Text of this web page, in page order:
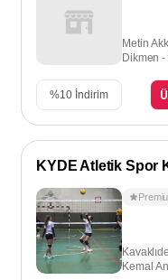
Metin
Dikmen
%10 İndirim
KYDE Atletik Spor
Kemal